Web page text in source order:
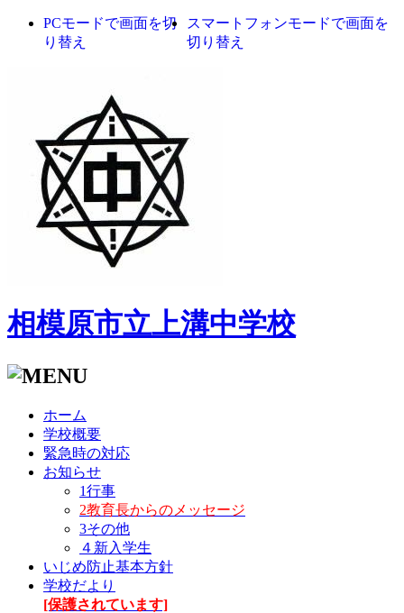
PCモードで画面を切
り替え
スマートフォンモードで画面を
切り替え
相模原市立上溝中学校
ホーム
学校概要
緊急時の対応
お知らせ
1行事
2教育長からのメッセージ
3その他
４新入学生
いじめ防止基本方針
学校だより
[保護されています]